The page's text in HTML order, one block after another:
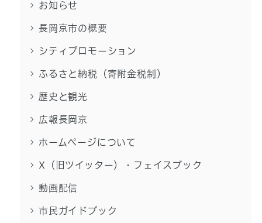
お知らせ
長岡京市の概要
シティプロモーション
ふるさと納税（寄附金税制）
歴史と観光
広報長岡京
ホームページについて
X（旧ツイッター）・フェイスブック
動画配信
市民ガイドブック